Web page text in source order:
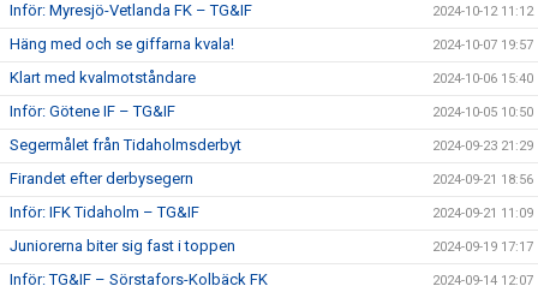
Inför: Myresjö-Vetlanda FK – TG&IF 2024-10-12 11:12
Häng med och se giffarna kvala! 2024-10-07 19:57
Klart med kvalmotståndare 2024-10-06 15:40
Inför: Götene IF – TG&IF 2024-10-05 10:50
Segermålet från Tidaholmsderbyt 2024-09-23 21:29
Firandet efter derbysegern 2024-09-21 18:56
Inför: IFK Tidaholm – TG&IF 2024-09-21 11:09
Juniorerna biter sig fast i toppen 2024-09-19 17:17
Inför: TG&IF – Sörstafors-Kolbäck FK 2024-09-14 12:07